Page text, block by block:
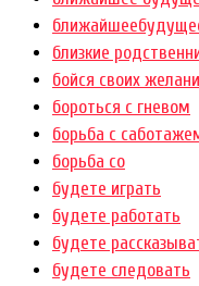
близкие
бойся своих
бороться с гневом
борьба с
борьба со
будете играть
будете работать
будете
будете следовать